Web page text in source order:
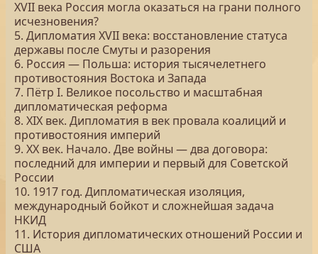
XVII века Россия могла оказаться на грани полного
исчезновения?
5. Дипломатия XVII века: восстановление статуса
державы после Смуты и разорения
6. Россия — Польша: история тысячелетнего
противостояния Востока и Запада
7. Пётр I. Великое посольство и масштабная
дипломатическая реформа
8. XIX век. Дипломатия в век провала коалиций и
противостояния империй
9. XX век. Начало. Две войны — два договора:
последний для империи и первый для Советской
России
10. 1917 год. Дипломатическая изоляция,
международный бойкот и сложнейшая задача
НКИД
11. История дипломатических отношений России и
США